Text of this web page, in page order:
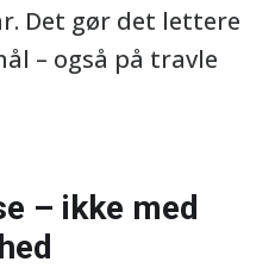
Det gør det lettere
– også på travle
– ikke med